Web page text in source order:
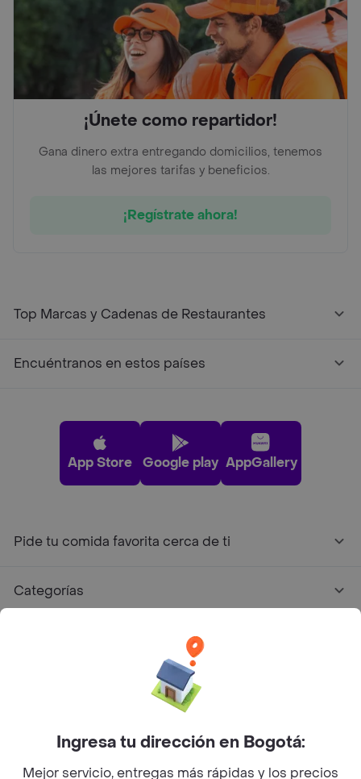
¡Únete como repartidor!
Gana dinero extra entregando domicilios, tenemos
las mejores tarifas y beneficios.
¡Regístrate ahora!
Top Marcas y Cadenas de Restaurantes
Encuéntranos en estos países
App Store Google play AppGallery
Pide tu comida favorita cerca de ti
Categorías
Facebook
Twitter
Instagram
©2026Rappi Inc. All rights reserved.
Ingresa tu dirección en Bogotá:
Mejor servicio, entregas más rápidas y los precios